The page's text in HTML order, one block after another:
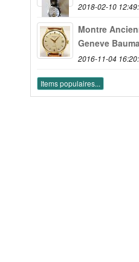
2018-02-10
Montre
Geneve
2016-11-04
Items populaires...